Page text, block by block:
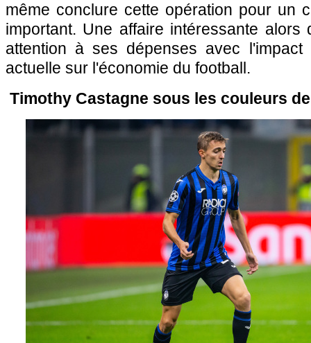
même conclure cette opération pour un
important. Une affaire intéressante alors
attention à ses dépenses avec
actuelle sur l'économie du football.
Timothy Castagne sous les couleurs